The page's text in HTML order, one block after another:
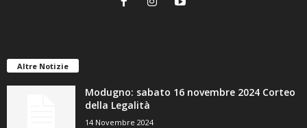
Altre Notizie
Modugno: sabato 16 novembre 2024 Corteo
della Legalità
14 Novembre 2024